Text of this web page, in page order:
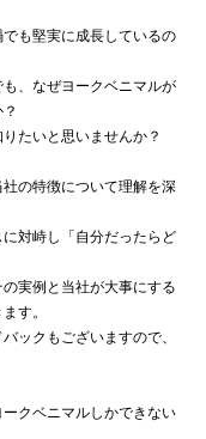
も堅実に成長しているの
、なぜヨークベニマルが
たいと思いませんか？
の特徴について理解を深
対峙し「自分だったらど
実例と当社が大事にする
す。
ックもございますので、
クベニマルしかできない